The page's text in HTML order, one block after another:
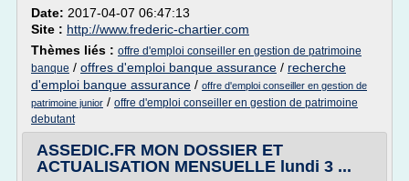
Date: 2017-04-07 06:47:13
Site : http://www.frederic-chartier.com
Thèmes liés : offre d'emploi conseiller en gestion de patrimoine
banque / offres d'emploi banque assurance / recherche
d'emploi banque assurance / offre d'emploi conseiller en gestion de
patrimoine junior / offre d'emploi conseiller en gestion de patrimoine
debutant
ASSEDIC.FR MON DOSSIER ET
ACTUALISATION MENSUELLE lundi 3 ...